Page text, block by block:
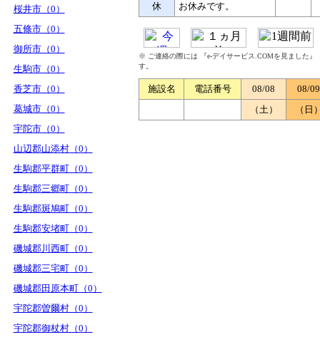
桜井市（0）
五條市（0）
御所市（0）
生駒市（0）
香芝市（0）
葛城市（0）
宇陀市（0）
山辺郡山添村（0）
生駒郡平群町（0）
生駒郡三郷町（0）
生駒郡斑鳩町（0）
生駒郡安堵町（0）
磯城郡川西町（0）
磯城郡三宅町（0）
磯城郡田原本町（0）
宇陀郡曽爾村（0）
宇陀郡御杖村（0）
休
お休みです。
※ ご連絡の際には 『e-デイサービス.COMを見ました
す。
施設名 電話番号 08/08
08/09
（土）
（日